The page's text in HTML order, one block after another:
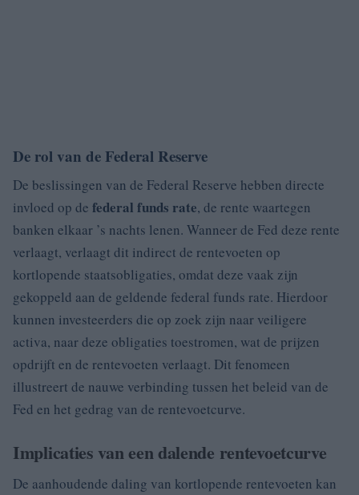
De rol van de Federal Reserve
De beslissingen van de Federal Reserve hebben directe
invloed op de federal funds rate, de rente waartegen
banken elkaar ’s nachts lenen. Wanneer de Fed deze rente
verlaagt, verlaagt dit indirect de rentevoeten op
kortlopende staatsobligaties, omdat deze vaak zijn
gekoppeld aan de geldende federal funds rate. Hierdoor
kunnen investeerders die op zoek zijn naar veiligere
activa, naar deze obligaties toestromen, wat de prijzen
opdrijft en de rentevoeten verlaagt. Dit fenomeen
illustreert de nauwe verbinding tussen het beleid van de
Fed en het gedrag van de rentevoetcurve.
Implicaties van een dalende rentevoetcurve
De aanhoudende daling van kortlopende rentevoeten kan